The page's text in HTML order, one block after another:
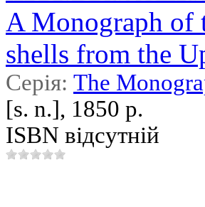
A Monograph of
shells from the
Серія: The
[s. n.], 1850 р.
ISBN відсутній